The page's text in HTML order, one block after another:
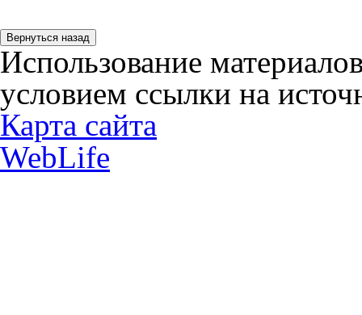
Использование
условием ссылки на
Карта сайта
WebLife